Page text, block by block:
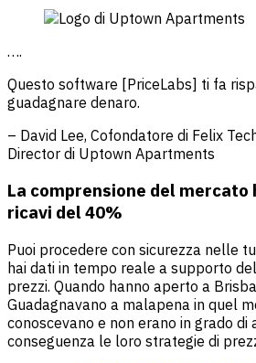
….
Questo software [PriceLabs] ti fa
guadagnare denaro.
– David Lee, Cofondatore di Felix
Director di Uptown Apartments
La comprensione del
ricavi del 40%
Puoi procedere con sicurezza nelle
hai dati in tempo reale a supporto
prezzi. Quando hanno aperto a
Guadagnavano a malapena in quel
conoscevano e non erano in grado di
conseguenza le loro strategie di